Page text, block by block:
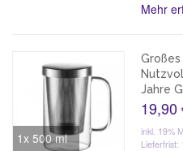
Mehr
1x 500 ml
Jahre
19,90
inkl. 19%
Lieferfrist: